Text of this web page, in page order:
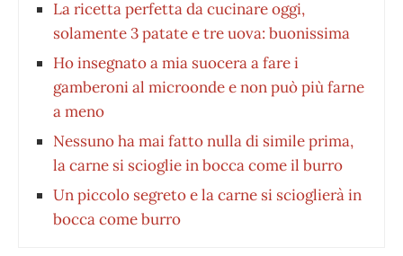
La ricetta perfetta da cucinare oggi,
solamente 3 patate e tre uova: buonissima
Ho insegnato a mia suocera a fare i
gamberoni al microonde e non può più farne
a meno
Nessuno ha mai fatto nulla di simile prima,
la carne si scioglie in bocca come il burro
Un piccolo segreto e la carne si scioglierà in
bocca come burro